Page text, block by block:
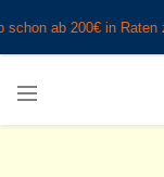
Zum Hauptinhalt